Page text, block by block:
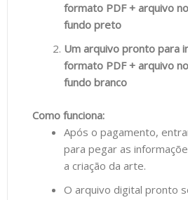
formato PDF + arquivo
fundo preto
Um arquivo pronto para
formato PDF + arquivo
fundo branco
Como funciona:
Após o pagamento,
para pegar as
a criação da arte.
O arquivo digital pronto